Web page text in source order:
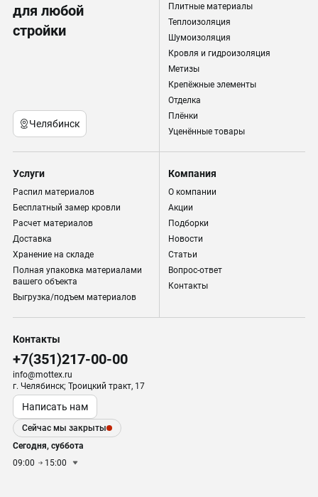
для любой
стройки
Челябинск
Плитные материалы
Теплоизоляция
Шумоизоляция
Кровля и гидроизоляция
Метизы
Крепёжные элементы
Отделка
Плёнки
Уценённые товары
Услуги
Распил материалов
Бесплатный замер кровли
Расчет материалов
Доставка
Хранение на складе
Полная упаковка материалами
вашего объекта
Выгрузка/подъем материалов
Компания
О компании
Акции
Подборки
Новости
Статьи
Вопрос-ответ
Контакты
Контакты
+7(351)217-00-00
info@mottex.ru
г. Челябинск; Троицкий тракт, 17
Написать нам
Сейчас мы закрыты
Сегодня, суббота
09:00
15:00